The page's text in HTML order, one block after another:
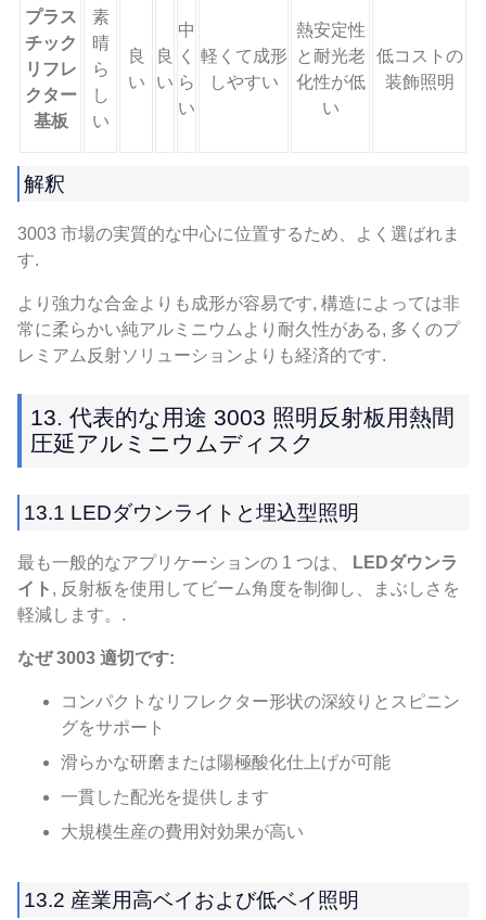
プラス
チック
リフレ
クター
基板
素
晴
ら
し
い
良
い
良
い
中
く
ら
い
軽くて成形
しやすい
熱安定性
と耐光老
化性が低
い
低コストの
装飾照明
解釈
3003 市場の実質的な中心に位置するため、よく選ばれま
す.
より強力な合金よりも成形が容易です, 構造によっては非
常に柔らかい純アルミニウムより耐久性がある, 多くのプ
レミアム反射ソリューションよりも経済的です.
13. 代表的な用途 3003 照明反射板用熱間
圧延アルミニウムディスク
13.1 LEDダウンライトと埋込型照明
最も一般的なアプリケーションの 1 つは、
LEDダウンラ
イト , 反射板を使用してビーム角度を制御し、まぶしさを
軽減します。.
なぜ 3003 適切です:
コンパクトなリフレクター形状の深絞りとスピニン
グをサポート
滑らかな研磨または陽極酸化仕上げが可能
一貫した配光を提供します
大規模生産の費用対効果が高い
13.2 産業用高ベイおよび低ベイ照明